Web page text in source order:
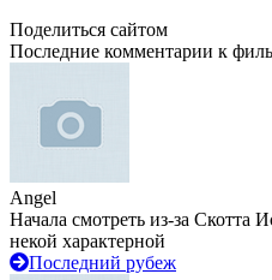
Поделиться сайтом
Последние комментарии к
Angel
Начала смотреть из-за Скотта
некой характерной
Последний рубеж